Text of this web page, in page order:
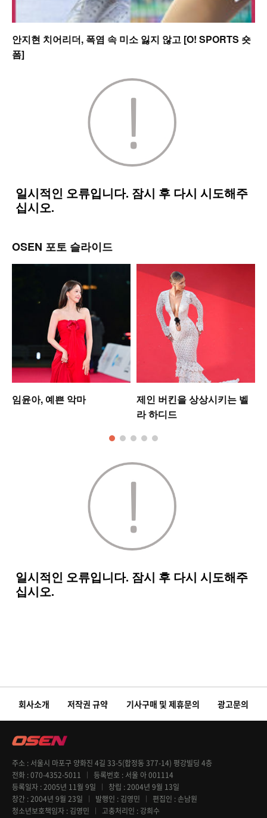
안지현 치어리더, 폭염 속 미소 잃지 않고 [O! SPORTS 숏
폼]
OSEN 포토 슬라이드
임윤아, 예쁜 악마
제인 버킨을 상상시키는 벨
라 하디드
회사소개 저작권 규약 기사구매 및 제휴문의 광고문의
주소
서울시 마포구 양화진 4길 33-5(합정동 377-14) 평강빌딩 4층
전화 070-4352-5011 등록번호
서울 아 001114
등록일자 2005년 11월 9일 창립 2004년 9월 13일
창간 2004년 9월 23일 발행인 김영민 편집인
손남원
청소년보호책임자 김영민 고충처리인 강희수